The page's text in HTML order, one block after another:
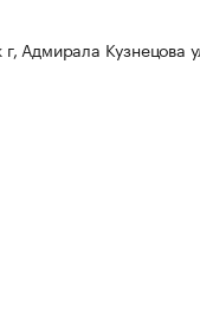
Адмирала Кузнецова